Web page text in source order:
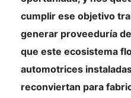
cumplir ese objetivo
generar proveeduría
que este ecosistema
automotrices
reconviertan para